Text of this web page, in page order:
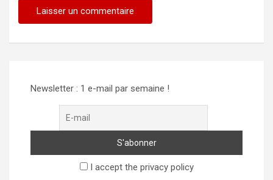
Newsletter : 1 e-mail par semaine !
I accept the privacy policy